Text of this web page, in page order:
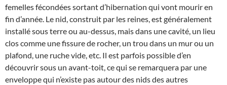
femelles fécondées sortant d’hibernation qui vont mourir en
fin d’année. Le nid, construit par les reines, est généralement
installé sous terre ou au-dessus, mais dans une cavité, un lieu
clos comme une fissure de rocher, un trou dans un mur ou un
plafond, une ruche vide, etc. Il est parfois possible d’en
découvrir sous un avant-toit, ce qui se remarquera par une
enveloppe qui n’existe pas autour des nids des autres